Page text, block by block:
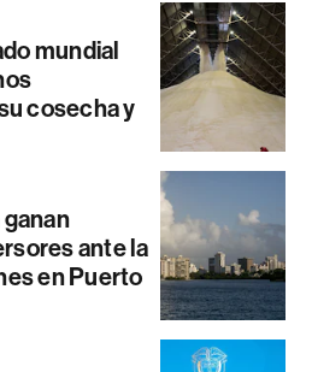
mundial
cosecha y
ganan
ante la
en Puerto